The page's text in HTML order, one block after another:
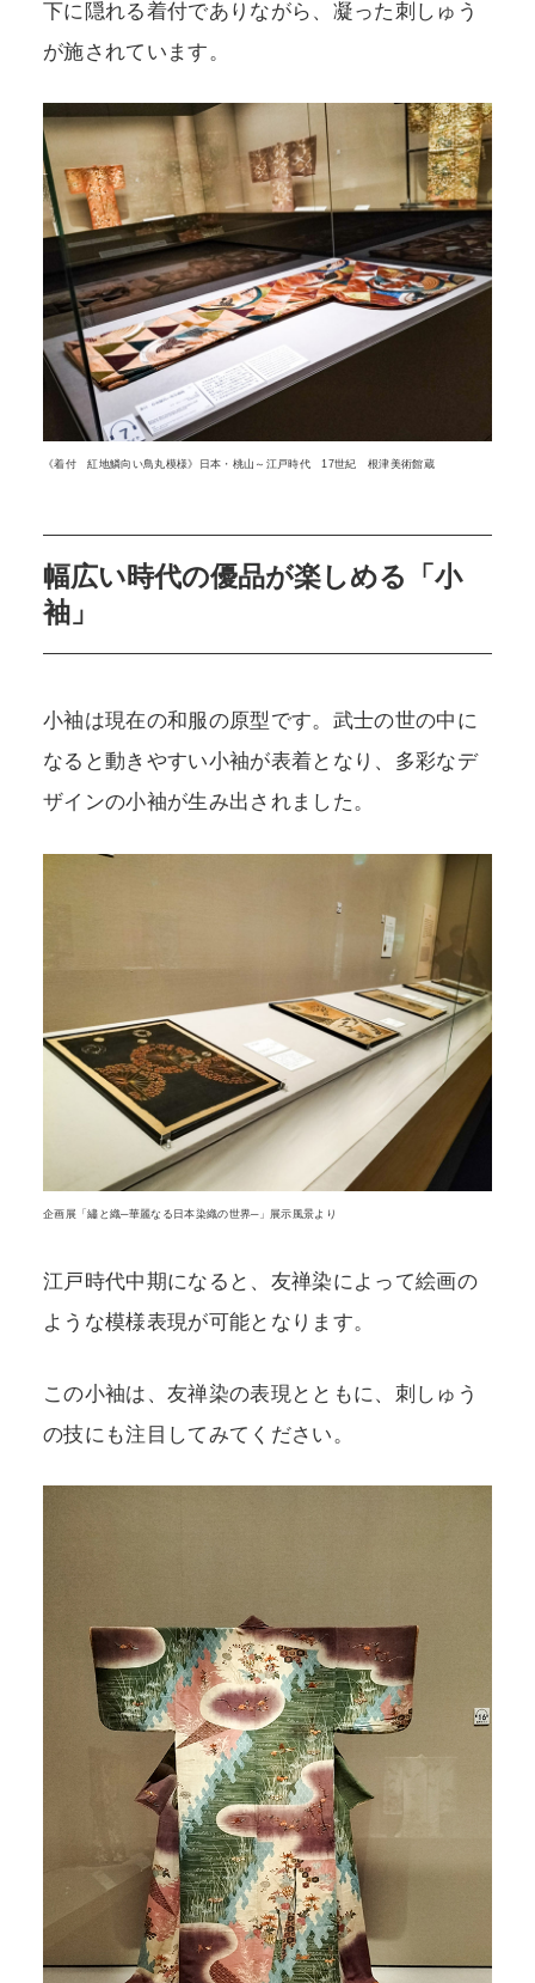
下に隠れる着付でありながら、凝った刺しゅう
が施されています。
《着付 紅地鱗向い鳥丸模様》日本・桃山～江戸時代 17世紀 根津美術館蔵
幅広い時代の優品が楽しめる「小
袖」
小袖は現在の和服の原型です。武士の世の中に
なると動きやすい小袖が表着となり、多彩なデ
ザインの小袖が生み出されました。
企画展「繡と織─華麗なる日本染織の世界─」展示風景より
江戸時代中期になると、友禅染によって絵画の
ような模様表現が可能となります。
この小袖は、友禅染の表現とともに、刺しゅう
の技にも注目してみてください。